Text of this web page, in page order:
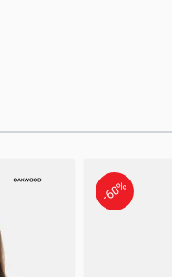
-60%